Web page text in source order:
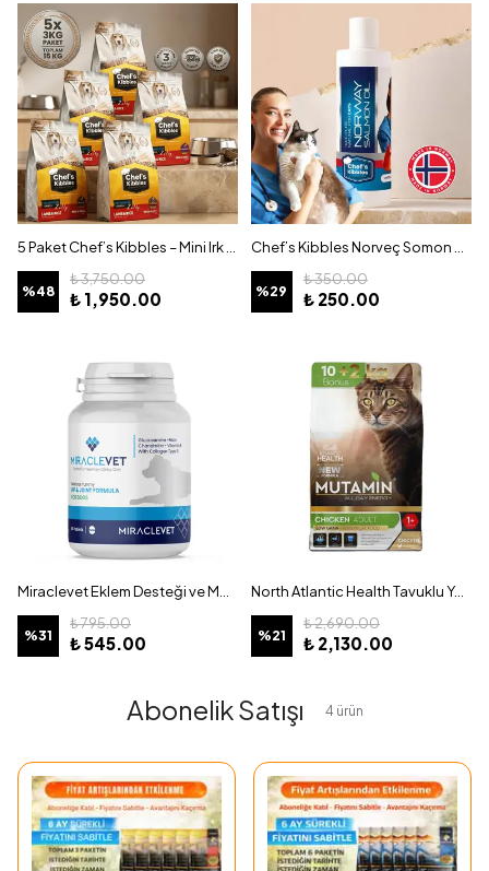
5 Paket Chef’s Kibbles – Mini Irk ve Yavru Köpek Maması Kuzu Etli Pirinçli 3KG
%48
₺ 3,750.00
₺ 1,950.00
Chef’s Kibbles Norveç Somon Yağı – Kediler İçin – 100ML
%29
₺ 350.00
₺ 250.00
Miraclevet Eklem Desteği ve Mobilite Tablet Köpekler İçin – 60 Kapsül
%31
₺ 795.00
₺ 545.00
North Atlantic Health Tavuklu Yetişkin Kedi Maması 12KG Kilitli Poşet
%21
₺ 2,690.00
₺ 2,130.00
Abonelik Satışı 4 ürün